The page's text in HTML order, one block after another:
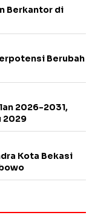
Berkantor di
Berubah
2026-2031,
2029
Kota Bekasi